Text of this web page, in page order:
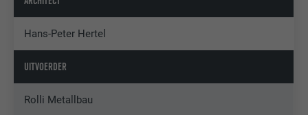
Hans-Peter Hertel
UITVOERDER
Rolli Metallbau